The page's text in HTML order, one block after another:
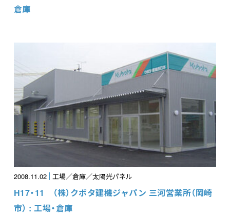
倉庫
2008.11.02 工場／倉庫／太陽光パネル
H17・11 （株）クボタ建機ジャパン 三河営業所（岡崎
市） : 工場・倉庫